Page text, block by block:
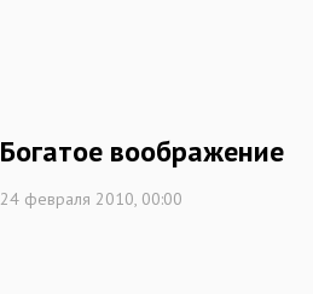
Богатое воображение
24 февраля 2010, 00:00